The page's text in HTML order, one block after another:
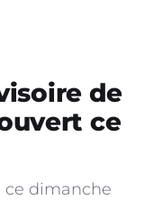
de
ce
ce dimanche